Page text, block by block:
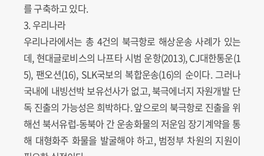
를 구축하고 있다.
3. 우리나라
우리나라에서는 총 4건의 북극항로 해상운송 사례가 있는
데, 현대글로비스의 나프타 시범 운항(2013), CJ대한통운(1
5), 팬오션(16), SLK국보의 복합운송(16)의 순이다. 그러나
국내에 내빙선박 보유선사가 없고, 북극에너지 자원개발 단
독 진출의 가능성은 희박하다. 앞으로의 북극항로 진출을 위
해선 북서유럽-동북아 간 운송화물의 저운임 장기계약을 통
해 대형화주 화물을 발굴해야 하고, 범정부 차원의 지원이